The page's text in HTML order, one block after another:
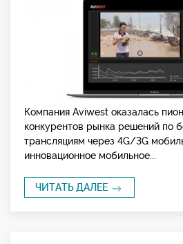
Компания Aviwest оказалась
конкурентов рынка решений по
трансляциям через 4G/3G
инновационное мобильное...
ЧИТАТЬ ДАЛЕЕ